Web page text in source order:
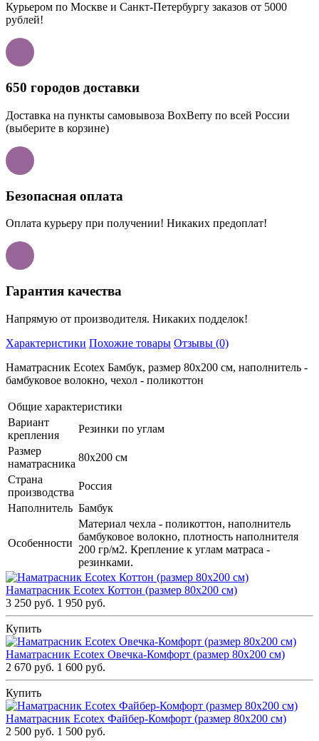
Курьером по Москве и Санкт-Петербургу заказов от 5000
рублей!
650 городов доставки
Доставка на пункты самовывоза BoxBerry по всей России
(выберите в корзине)
Безопасная оплата
Оплата курьеру при получении! Никаких предоплат!
Гарантия качества
Напрямую от производителя. Никаких подделок!
Характеристики Похожие товары Отзывы (0)
Наматрасник Ecotex Бамбук, размер 80x200 см, наполнитель -
бамбуковое волокно, чехол - поликоттон
Общие характеристики
Вариант
крепления
Резинки по углам
Размер
наматрасника
80х200 см
Страна
производства
Россия
Наполнитель Бамбук
Особенности
Материал чехла - поликоттон, наполнитель
бамбуковое волокно, плотность наполнителя
200 гр/м2. Крепление к углам матраса -
резинками.
Наматрасник Ecotex Коттон (размер 80x200 см)
3 250 руб. 1 950 руб.
Купить
Наматрасник Ecotex Овечка-Комфорт (размер 80x200 см)
2 670 руб. 1 600 руб.
Купить
Наматрасник Ecotex Файбер-Комфорт (размер 80x200 см)
2 500 руб. 1 500 руб.